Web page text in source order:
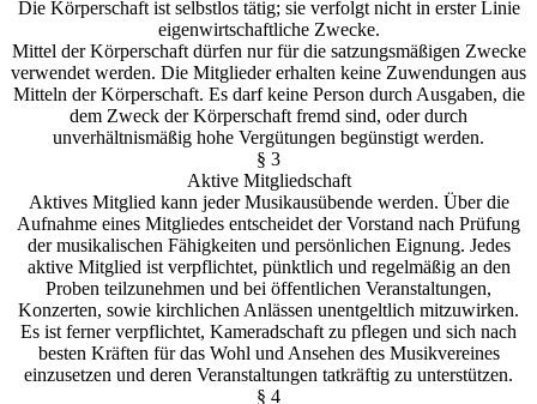
Die Körperschaft ist selbstlos tätig; sie verfolgt nicht in erster Linie
eigenwirtschaftliche Zwecke.
Mittel der Körperschaft dürfen nur für die satzungsmäßigen Zwecke
verwendet werden. Die Mitglieder erhalten keine Zuwendungen aus
Mitteln der Körperschaft. Es darf keine Person durch Ausgaben, die
dem Zweck der Körperschaft fremd sind, oder durch
unverhältnismäßig hohe Vergütungen begünstigt werden.
§ 3
Aktive Mitgliedschaft
Aktives Mitglied kann jeder Musikausübende werden. Über die
Aufnahme eines Mitgliedes entscheidet der Vorstand nach Prüfung
der musikalischen Fähigkeiten und persönlichen Eignung. Jedes
aktive Mitglied ist verpflichtet, pünktlich und regelmäßig an den
Proben teilzunehmen und bei öffentlichen Veranstaltungen,
Konzerten, sowie kirchlichen Anlässen unentgeltlich mitzuwirken.
Es ist ferner verpflichtet, Kameradschaft zu pflegen und sich nach
besten Kräften für das Wohl und Ansehen des Musikvereines
einzusetzen und deren Veranstaltungen tatkräftig zu unterstützen.
§ 4